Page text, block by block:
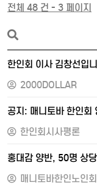
전체 48 건 - 3 페이지
한인회 이사 김창선입
2000DOLLAR
공지: 매니토바 한인회
한인회시사평론
홍대감 양반, 50명 상
매니토바한인노인회